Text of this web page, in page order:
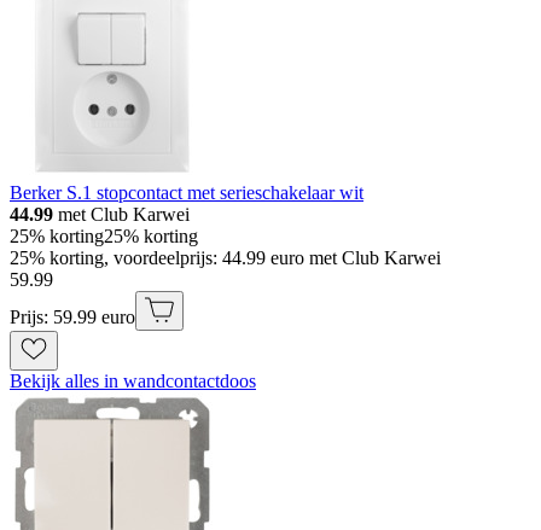
Berker S.1 stopcontact met serieschakelaar wit
44.99 met Club Karwei
25% korting25% korting
25% korting, voordeelprijs: 44.99 euro met Club Karwei
59.99
Prijs: 59.99 euro
Bekijk alles in wandcontactdoos